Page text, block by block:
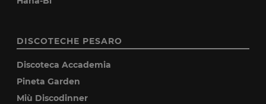
DISCOTECHE PESARO
Discoteca Accademia
Pineta Garden
Miù Discodinner